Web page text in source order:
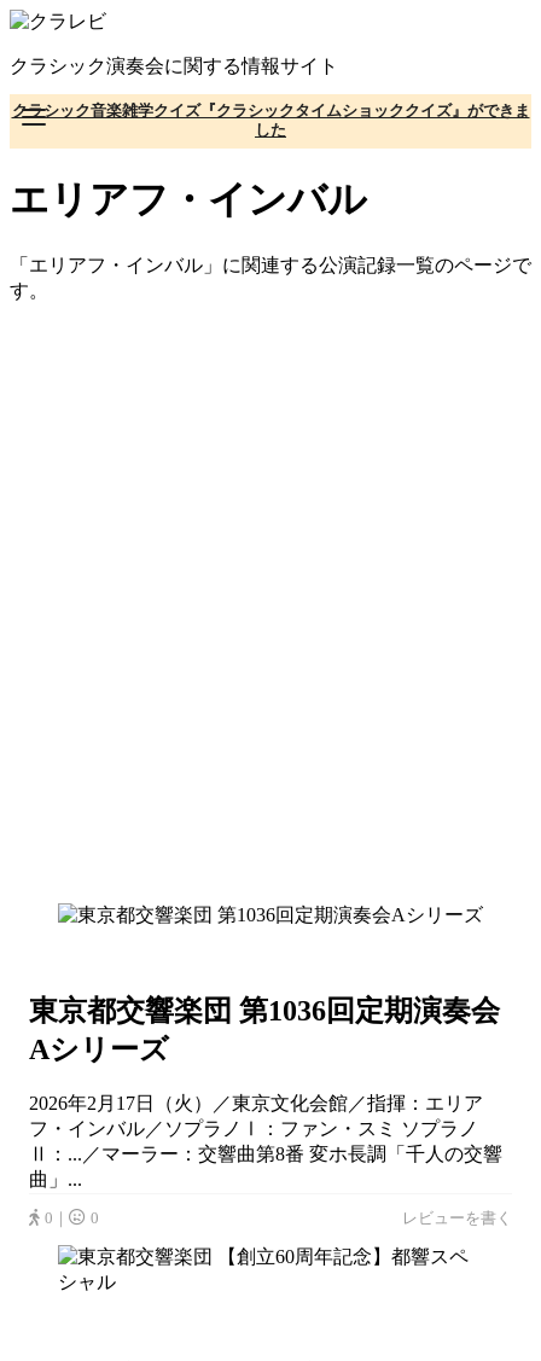
コ
テ
ン
ツ
へ
動
クラシック演奏会に関する情報サイト
クラシック音楽雑学クイズ『クラシックタイムショッククイズ』ができま
した
エリアフ・インバル
「エリアフ・インバル」に関連する公演記録一覧のページで
す。
東京都交響楽団 第1036回定期演奏会
Aシリーズ
2026年2月17日（火）／東京文化会館／指揮：エリア
フ・インバル／ソプラノⅠ：ファン・スミ ソプラノ
Ⅱ：...／マーラー：交響曲第8番 変ホ長調「千人の交響
曲」...
0｜ 0 レビューを書く